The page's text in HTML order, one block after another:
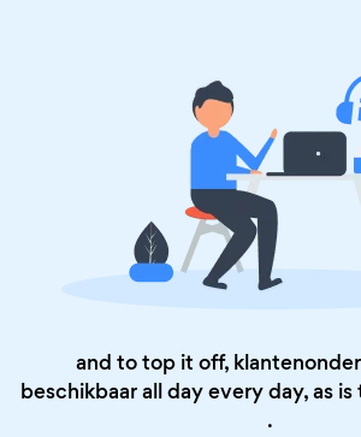
and to top it off,
beschikbaar all day every day, as is
.